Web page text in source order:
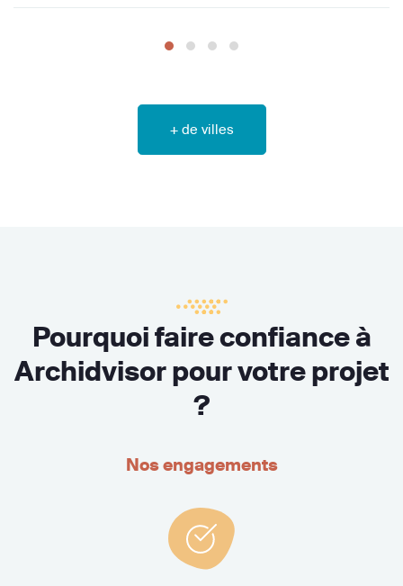
+ de villes
Pourquoi faire confiance à
Archidvisor pour votre projet
?
Nos engagements